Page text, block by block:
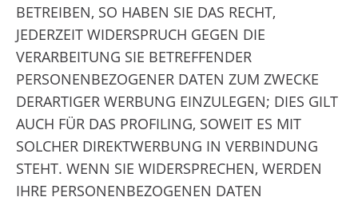
BETREIBEN, SO HABEN SIE DAS RECHT,
JEDERZEIT WIDERSPRUCH GEGEN DIE
VERARBEITUNG SIE BETREFFENDER
PERSONENBEZOGENER DATEN ZUM ZWECKE
DERARTIGER WERBUNG EINZULEGEN; DIES GILT
AUCH FÜR DAS PROFILING, SOWEIT ES MIT
SOLCHER DIREKTWERBUNG IN VERBINDUNG
STEHT. WENN SIE WIDERSPRECHEN, WERDEN
IHRE PERSONENBEZOGENEN DATEN